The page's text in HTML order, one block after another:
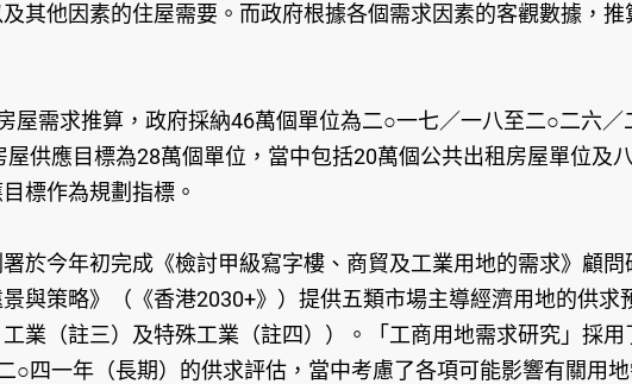
其他因素的住屋需要。而政府根據各個需求因素的客觀數據，
屋需求推算，政府採納46萬個單位為二○一七／一八至二○二六
供應目標為28萬個單位，當中包括20萬個公共出租房屋單位
標作為規劃指標。
於今年初完成《檢討甲級寫字樓、商貿及工業用地的需求》顧
與策略》（《香港2030+》）提供五類市場主導經濟用地的供
業（註三）及特殊工業（註四））。「工商用地需求研究」採
○四一年（長期）的供求評估，當中考慮了各項可能影響有關用